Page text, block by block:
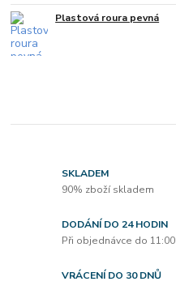
Plastová roura pevná
SKLADEM
90% zboží skladem
DODÁNÍ DO 24 HODIN
Při objednávce do 11:00
VRÁCENÍ DO 30 DNŮ